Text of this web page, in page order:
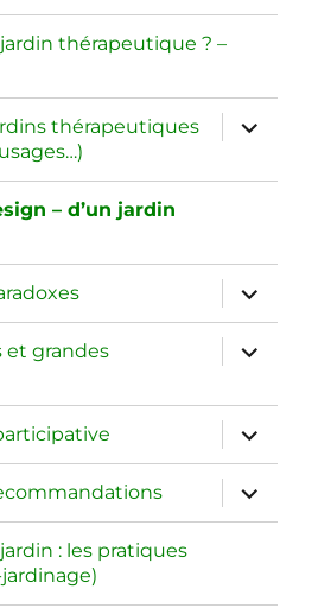
sous-
jardin thérapeutique ? –
thérapeutiques
ouvrir
le
menu
– d’un jardin
ouvrir
le
sous-
menu
et grandes
ouvrir
le
menu
ouvrir
le
sous-
menu
ouvrir
le
sous-
: les pratiques